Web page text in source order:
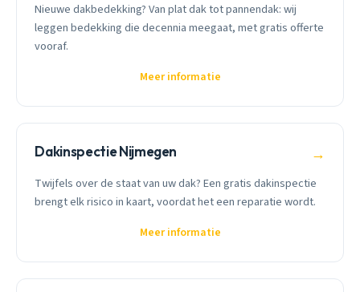
Nieuwe dakbedekking? Van plat dak tot pannendak: wij
leggen bedekking die decennia meegaat, met gratis offerte
vooraf.
Meer informatie
Dakinspectie Nijmegen →
Twijfels over de staat van uw dak? Een gratis dakinspectie
brengt elk risico in kaart, voordat het een reparatie wordt.
Meer informatie